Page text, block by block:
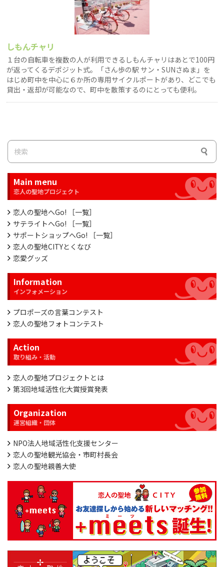
しもんチャリ
１台の自転車を複数の人が利用できるしもんチャリはあとで100円
が返ってくるデポジット式。「さん歩の駅 サン・SUNさぬま」を
はじめ町中を中心に６か所の専用サイクルポートがあり、どこでも
貸出・返却が可能なので、町中を散策するのにとっても便利。
Main menu
恋人の聖地へGo! ［一覧］
サテライトへGo! ［一覧］
サポートショップへGo! ［一覧］
恋人の聖地CITYとくなび
恋愛グッズ
Information
プロポーズの言葉コンテスト
恋人の聖地フォトコンテスト
Action
恋人の聖地プロジェクトとは
第3回地域活性化大賞授賞発表
Organization
NPO法人地域活性化支援センター
恋人の聖地観光協会・市町村長会
恋人の聖地親善大使